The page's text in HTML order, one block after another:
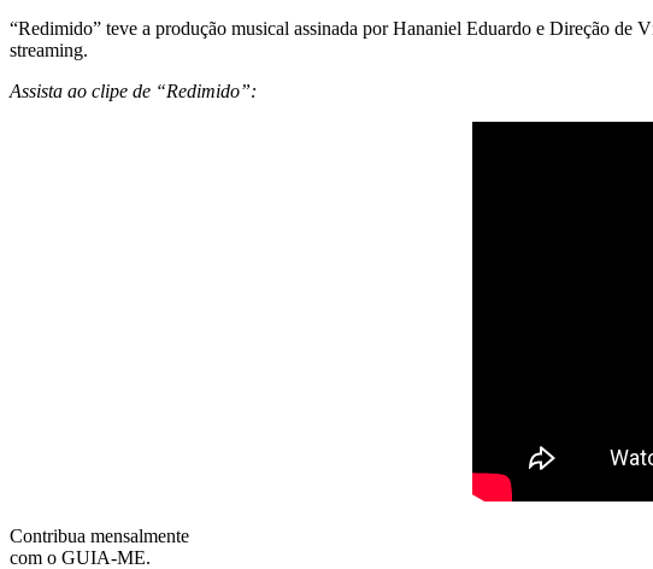
“Redimido” teve a produção musical assinada por Hananiel Eduardo e Direção
streaming.
Assista ao clipe de “Redimido”:
Contribua mensalmente
com o GUIA-ME.